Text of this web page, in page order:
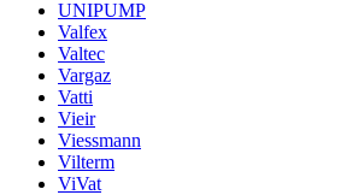
UNIPUMP
Valfex
Valtec
Vargaz
Vatti
Vieir
Viessmann
Vilterm
ViVat